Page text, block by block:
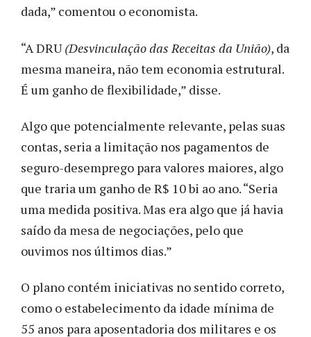
dada,” comentou o economista.
“A DRU(Desvinculação das Receitas da União), da
mesma maneira, não tem economia estrutural.
É um ganho de flexibilidade,” disse.
Algo que potencialmente relevante, pelas suas
contas, seria a limitação nos pagamentos de
seguro-desemprego para valores maiores, algo
que traria um ganho de R$ 10 bi ao ano. “Seria
uma medida positiva. Mas era algo que já havia
saído da mesa de negociações, pelo que
ouvimos nos últimos dias.”
O plano contém iniciativas no sentido correto,
como o estabelecimento da idade mínima de
55 anos para aposentadoria dos militares e os